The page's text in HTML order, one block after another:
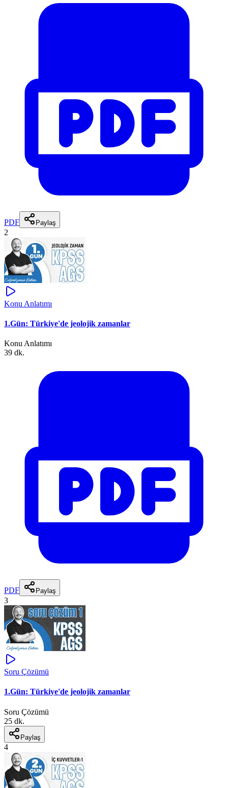
PDF Paylaş
2
Konu Anlatımı
1.Gün: Türkiye'de jeolojik zamanlar
Konu Anlatımı
39 dk.
PDF Paylaş
3
Soru Çözümü
1.Gün: Türkiye'de jeolojik zamanlar
Soru Çözümü
25 dk.
Paylaş
4